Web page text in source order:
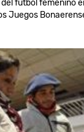
fútbol femenino
Juegos